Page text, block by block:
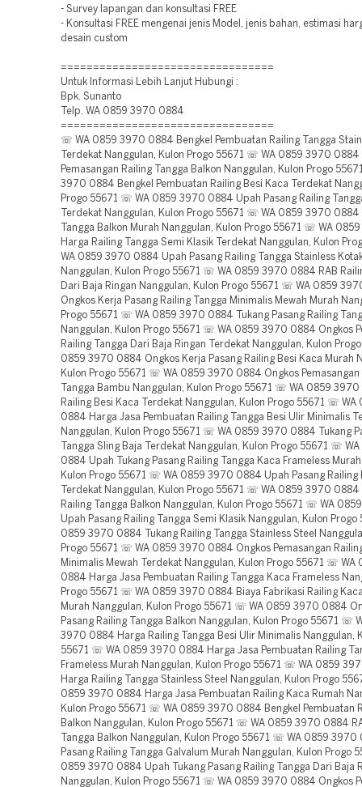
- Survey lapangan dan konsultasi FREE
- Konsultasi FREE mengenai jenis Model, jenis bahan, estimasi
desain custom
=================================
Untuk Informasi Lebih Lanjut Hubungi :
Bpk. Sunanto
Telp. WA 0859 3970 0884
=================================
☏ WA 0859 3970 0884 Bengkel Pembuatan Railing Tangga
Terdekat Nanggulan, Kulon Progo 55671 ☏ WA 0859 3970 0884
Pemasangan Railing Tangga Balkon Nanggulan, Kulon Progo
3970 0884 Bengkel Pembuatan Railing Besi Kaca Terdekat
Progo 55671 ☏ WA 0859 3970 0884 Upah Pasang Railing
Terdekat Nanggulan, Kulon Progo 55671 ☏ WA 0859 3970 0884
Tangga Balkon Murah Nanggulan, Kulon Progo 55671 ☏ WA
Harga Railing Tangga Semi Klasik Terdekat Nanggulan, Kulon
WA 0859 3970 0884 Upah Pasang Railing Tangga Stainless
Nanggulan, Kulon Progo 55671 ☏ WA 0859 3970 0884 RAB
Dari Baja Ringan Nanggulan, Kulon Progo 55671 ☏ WA 0859
Ongkos Kerja Pasang Railing Tangga Minimalis Mewah Murah
Progo 55671 ☏ WA 0859 3970 0884 Tukang Pasang Railing
Nanggulan, Kulon Progo 55671 ☏ WA 0859 3970 0884 Ongkos
Railing Tangga Dari Baja Ringan Terdekat Nanggulan, Kulon
0859 3970 0884 Ongkos Kerja Pasang Railing Besi Kaca Murah
Kulon Progo 55671 ☏ WA 0859 3970 0884 Ongkos Pemasangan
Tangga Bambu Nanggulan, Kulon Progo 55671 ☏ WA 0859
Railing Besi Kaca Terdekat Nanggulan, Kulon Progo 55671 ☏
0884 Harga Jasa Pembuatan Railing Tangga Besi Ulir Minimalis
Nanggulan, Kulon Progo 55671 ☏ WA 0859 3970 0884 Tukang
Tangga Sling Baja Terdekat Nanggulan, Kulon Progo 55671 ☏
0884 Upah Tukang Pasang Railing Tangga Kaca Frameless
Kulon Progo 55671 ☏ WA 0859 3970 0884 Upah Pasang Railing
Terdekat Nanggulan, Kulon Progo 55671 ☏ WA 0859 3970 0884
Railing Tangga Balkon Nanggulan, Kulon Progo 55671 ☏ WA
Upah Pasang Railing Tangga Semi Klasik Nanggulan, Kulon
0859 3970 0884 Tukang Railing Tangga Stainless Steel
Progo 55671 ☏ WA 0859 3970 0884 Ongkos Pemasangan
Minimalis Mewah Terdekat Nanggulan, Kulon Progo 55671 ☏ WA
0884 Harga Jasa Pembuatan Railing Tangga Kaca Frameless
Progo 55671 ☏ WA 0859 3970 0884 Biaya Fabrikasi Railing
Murah Nanggulan, Kulon Progo 55671 ☏ WA 0859 3970 0884
Pasang Railing Tangga Balkon Nanggulan, Kulon Progo 55671 ☏
3970 0884 Harga Railing Tangga Besi Ulir Minimalis Nanggulan,
55671 ☏ WA 0859 3970 0884 Harga Jasa Pembuatan Railing
Frameless Murah Nanggulan, Kulon Progo 55671 ☏ WA 0859
Harga Railing Tangga Stainless Steel Nanggulan, Kulon Progo
0859 3970 0884 Harga Jasa Pembuatan Railing Kaca Rumah
Kulon Progo 55671 ☏ WA 0859 3970 0884 Bengkel Pembuatan
Balkon Nanggulan, Kulon Progo 55671 ☏ WA 0859 3970 0884
Tangga Balkon Nanggulan, Kulon Progo 55671 ☏ WA 0859 3970
Pasang Railing Tangga Galvalum Murah Nanggulan, Kulon Progo
0859 3970 0884 Upah Tukang Pasang Railing Tangga Dari Baja
Nanggulan, Kulon Progo 55671 ☏ WA 0859 3970 0884 Ongkos